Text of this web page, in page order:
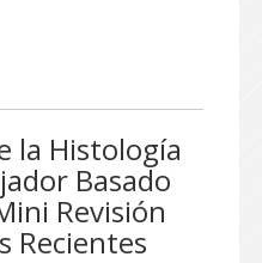
la Histología
Basado
Revisión
Recientes